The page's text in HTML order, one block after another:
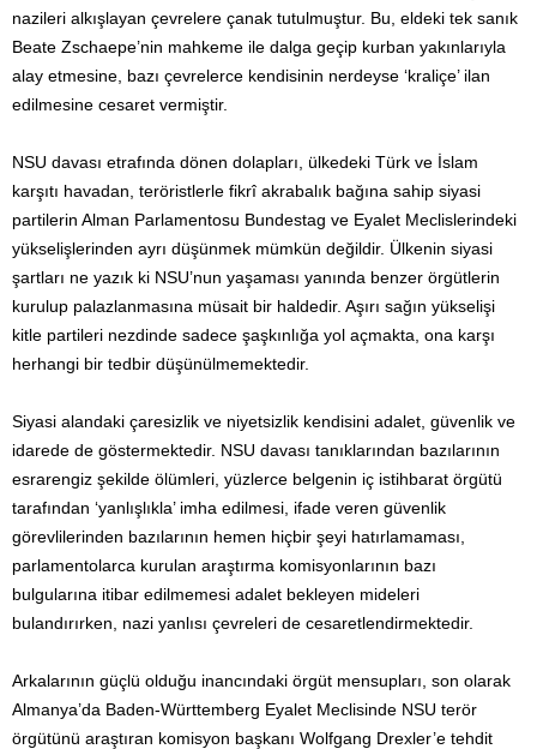
nazileri alkışlayan çevrelere çanak tutulmuştur. Bu, eldeki tek sanık
Beate Zschaepe’nin mahkeme ile dalga geçip kurban yakınlarıyla
alay etmesine, bazı çevrelerce kendisinin nerdeyse ‘kraliçe’ ilan
edilmesine cesaret vermiştir.
NSU davası etrafında dönen dolapları, ülkedeki Türk ve İslam
karşıtı havadan, teröristlerle fikrî akrabalık bağına sahip siyasi
partilerin Alman Parlamentosu Bundestag ve Eyalet Meclislerindeki
yükselişlerinden ayrı düşünmek mümkün değildir. Ülkenin siyasi
şartları ne yazık ki NSU’nun yaşaması yanında benzer örgütlerin
kurulup palazlanmasına müsait bir haldedir. Aşırı sağın yükselişi
kitle partileri nezdinde sadece şaşkınlığa yol açmakta, ona karşı
herhangi bir tedbir düşünülmemektedir.
Siyasi alandaki çaresizlik ve niyetsizlik kendisini adalet, güvenlik ve
idarede de göstermektedir. NSU davası tanıklarından bazılarının
esrarengiz şekilde ölümleri, yüzlerce belgenin iç istihbarat örgütü
tarafından ‘yanlışlıkla’ imha edilmesi, ifade veren güvenlik
görevlilerinden bazılarının hemen hiçbir şeyi hatırlamaması,
parlamentolarca kurulan araştırma komisyonlarının bazı
bulgularına itibar edilmemesi adalet bekleyen mideleri
bulandırırken, nazi yanlısı çevreleri de cesaretlendirmektedir.
Arkalarının güçlü olduğu inancındaki örgüt mensupları, son olarak
Almanya’da Baden-Württemberg Eyalet Meclisinde NSU terör
örgütünü araştıran komisyon başkanı Wolfgang Drexler’e tehdit